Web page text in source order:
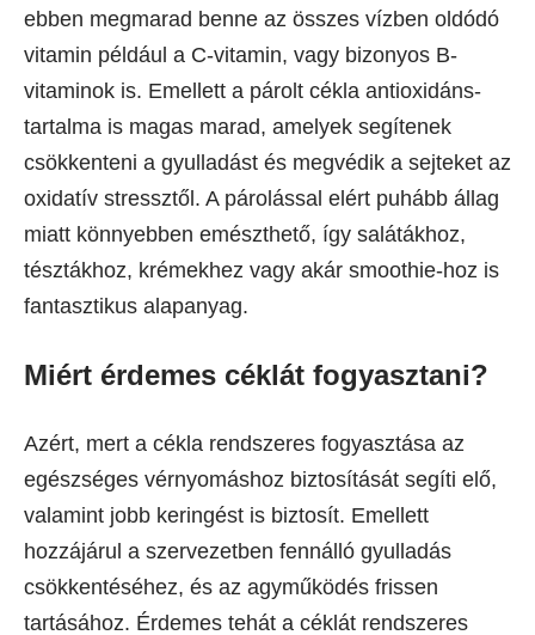
ebben megmarad benne az összes vízben oldódó
vitamin például a C-vitamin, vagy bizonyos B-
vitaminok is. Emellett a párolt cékla antioxidáns-
tartalma is magas marad, amelyek segítenek
csökkenteni a gyulladást és megvédik a sejteket az
oxidatív stressztől. A párolással elért puhább állag
miatt könnyebben emészthető, így salátákhoz,
tésztákhoz, krémekhez vagy akár smoothie-hoz is
fantasztikus alapanyag.
Miért érdemes céklát fogyasztani?
Azért, mert a cékla rendszeres fogyasztása az
egészséges vérnyomáshoz biztosítását segíti elő,
valamint jobb keringést is biztosít. Emellett
hozzájárul a szervezetben fennálló gyulladás
csökkentéséhez, és az agyműködés frissen
tartásához. Érdemes tehát a céklát rendszeres